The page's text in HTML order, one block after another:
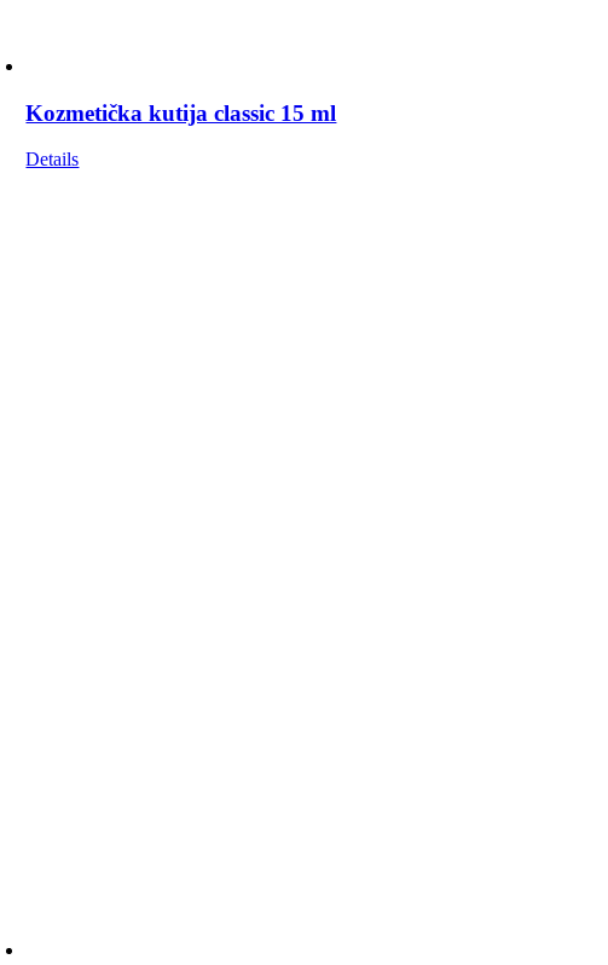
Kozmetička kutija classic 15 ml
Details